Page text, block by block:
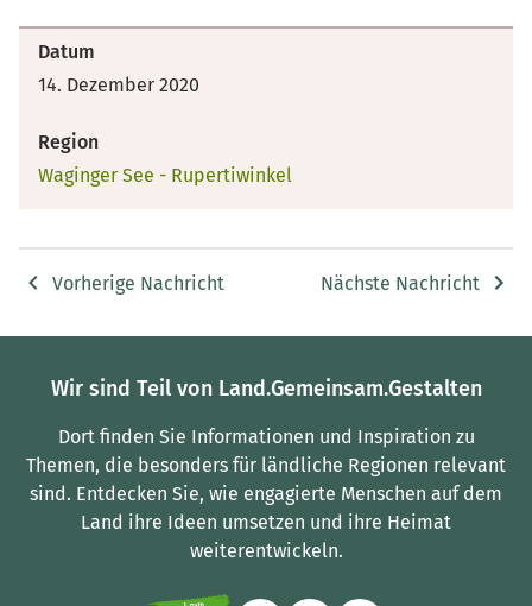
Datum
14. Dezember 2020
Region
Waginger See - Rupertiwinkel
Vorherige Nachricht Nächste Nachricht
Wir sind Teil von Land.Gemeinsam.Gestalten
Dort finden Sie Informationen und Inspiration zu
Themen, die besonders für ländliche Regionen relevant
sind. Entdecken Sie, wie engagierte Menschen auf dem
Land ihre Ideen umsetzen und ihre Heimat
weiterentwickeln.